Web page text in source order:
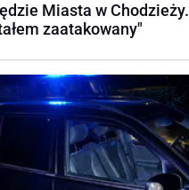
Miasta w Chodzieży.
zaatakowany"